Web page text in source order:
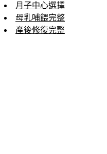
月子中心選擇
母乳哺餵完整
產後修復完整